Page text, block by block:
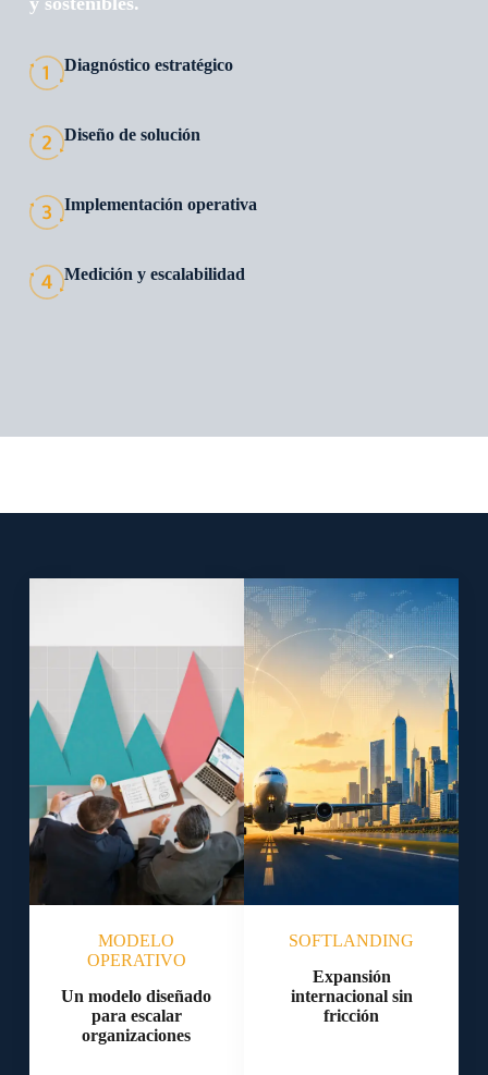
Diagnóstico estratégico
Diseño de solución
Implementación operativa
Medición y escalabilidad
MODELO
OPERATIVO
Un modelo diseñado
para escalar
organizaciones
SOFTLANDING
Expansión
internacional sin
fricción